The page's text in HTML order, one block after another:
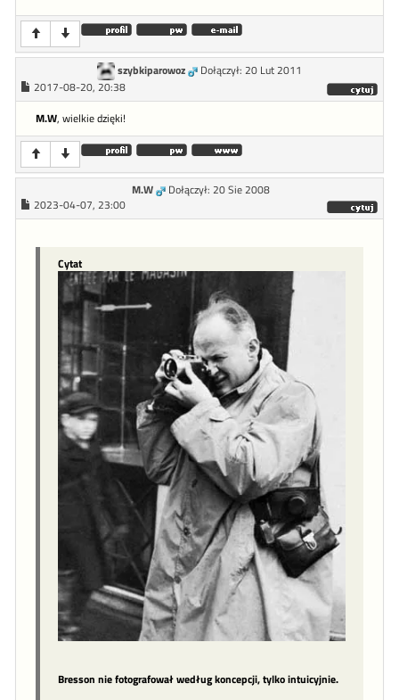
szybkiparowoz
Dołączył: 20 Lut 2011
2017-08-20, 20:38
M.W, wielkie dzięki!
M.W
Dołączył: 20 Sie 2008
2023-04-07, 23:00
Cytat
Bresson nie fotografował według koncepcji, tylko intuicyjnie.